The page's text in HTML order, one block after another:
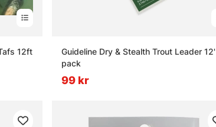
12ft
Guideline Dry & Stealth Trout Leader 12' 2-
pack
99 kr